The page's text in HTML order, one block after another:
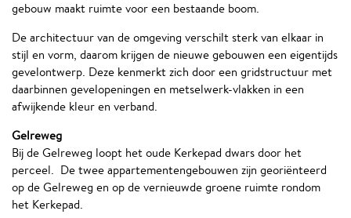
gebouw maakt ruimte voor een bestaande boom.
De architectuur van de omgeving verschilt sterk van elkaar in
stijl en vorm, daarom krijgen de nieuwe gebouwen een eigentijds
gevelontwerp. Deze kenmerkt zich door een gridstructuur met
daarbinnen gevelopeningen en metselwerk-vlakken in een
afwijkende kleur en verband.
Gelreweg
Bij de Gelreweg loopt het oude Kerkepad dwars door het
perceel. De twee appartementengebouwen zijn georiënteerd
op de Gelreweg en op de vernieuwde groene ruimte rondom
het Kerkepad.